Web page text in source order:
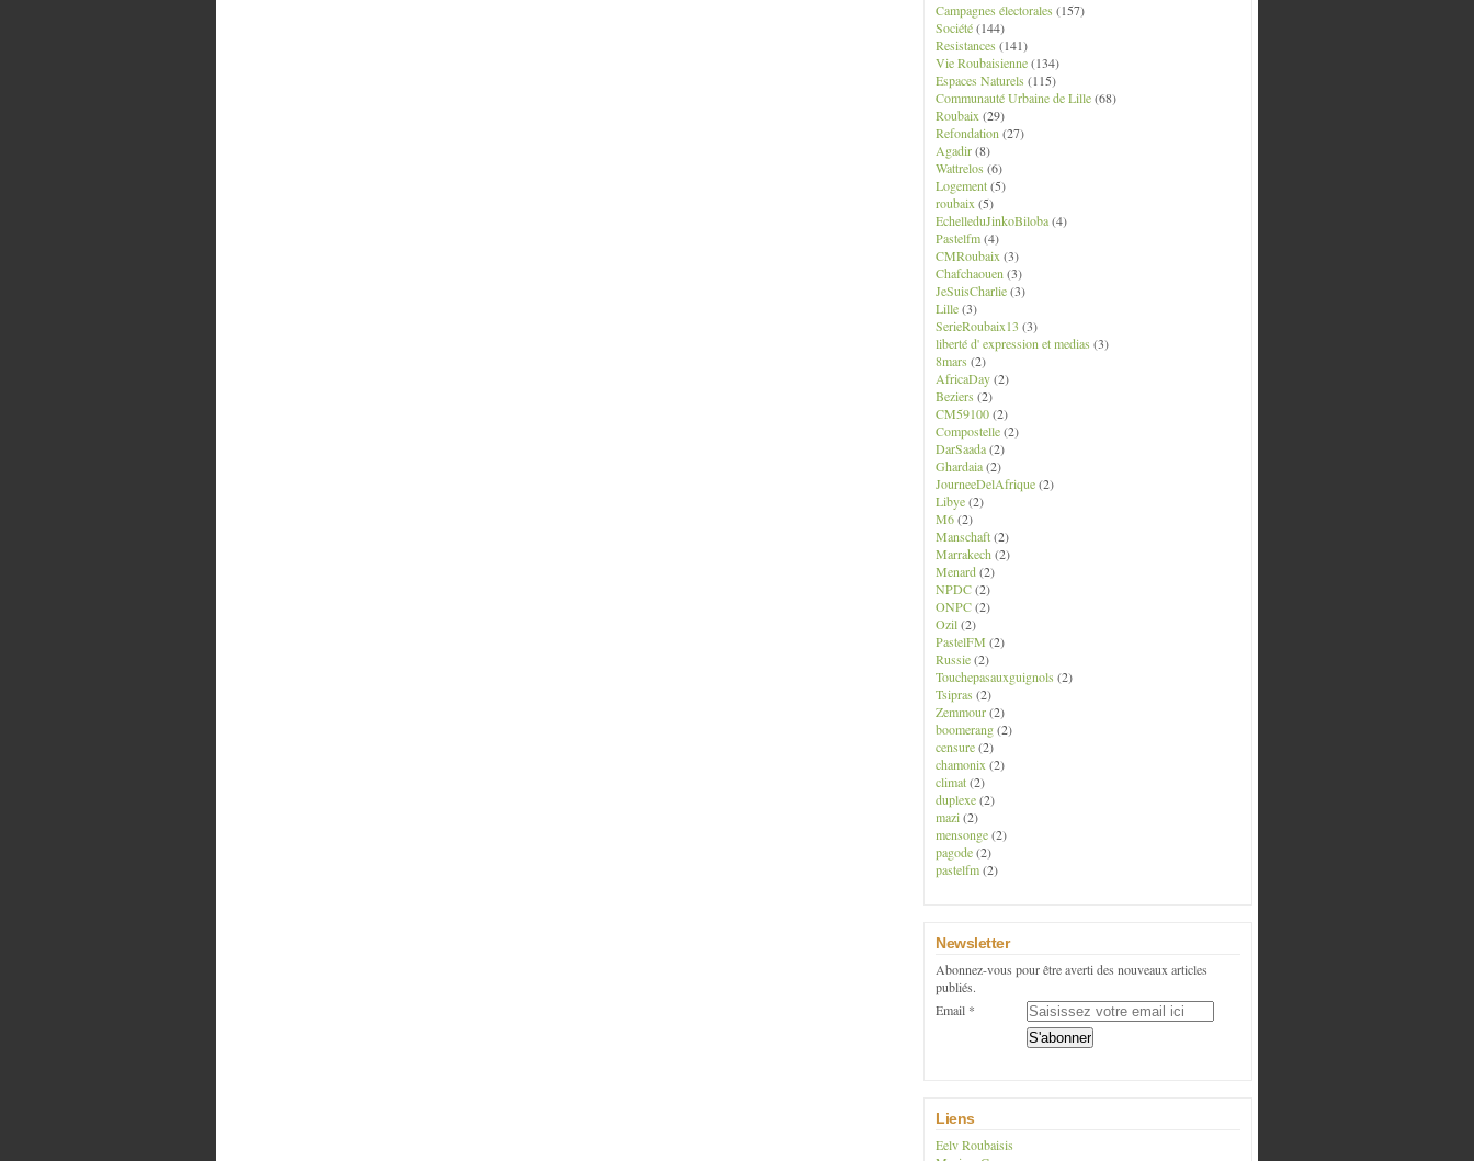
Campagnes électorales (157)
Société(144)
Resistances (141)
Vie Roubaisienne(134)
Espaces Naturels (115)
Communauté Urbaine de Lille(68)
Roubaix (29)
Refondation (27)
Agadir(8)
Wattrelos (6)
Logement(5)
roubaix (5)
EchelleduJinkoBiloba(4)
Pastelfm(4)
CMRoubaix (3)
Chafchaouen (3)
JeSuisCharlie(3)
Lille(3)
SerieRoubaix13 (3)
liberté d' expression et medias (3)
8mars (2)
AfricaDay(2)
Beziers (2)
CM59100(2)
Compostelle(2)
DarSaada(2)
Ghardaia(2)
JourneeDelAfrique(2)
Libye(2)
M6(2)
Manschaft(2)
Marrakech (2)
Menard(2)
NPDC(2)
ONPC(2)
Ozil(2)
PastelFM (2)
Russie(2)
Touchepasauxguignols (2)
Tsipras (2)
Zemmour(2)
boomerang(2)
censure(2)
chamonix (2)
climat(2)
duplexe(2)
mazi(2)
mensonge(2)
pagode(2)
pastelfm(2)
Newsletter
Abonnez-vous pour être averti des nouveaux articles
publiés.
Email
Liens
Eelv Roubaisis